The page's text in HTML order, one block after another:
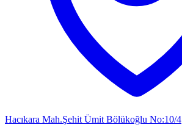
Hacıkara Mah.Şehit Ümit Bölükoğlu No:10/4